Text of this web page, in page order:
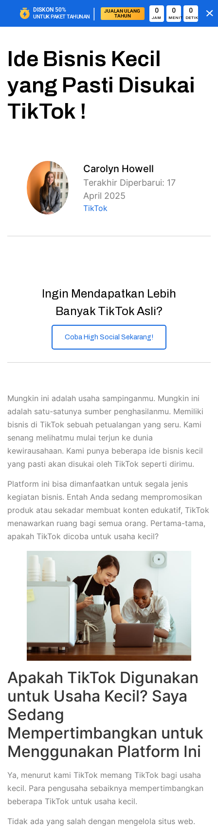
DISKON 50%
UNTUK PAKET TAHUNAN |
JUALAN ULANG
TAHUN
0
JAM
0
MENIT
0
DETIK
Ide Bisnis Kecil
yang Pasti Disukai
TikTok !
Carolyn Howell
Terakhir Diperbarui: 17
April 2025
TikTok
Ingin Mendapatkan Lebih
Banyak TikTok Asli?
Coba High Social Sekarang!
Mungkin ini adalah usaha sampinganmu. Mungkin ini
adalah satu-satunya sumber penghasilanmu. Memiliki
bisnis di TikTok sebuah petualangan yang seru. Kami
senang melihatmu mulai terjun ke dunia
kewirausahaan. Kami punya beberapa ide bisnis kecil
yang pasti akan disukai oleh TikTok seperti dirimu.
Platform ini bisa dimanfaatkan untuk segala jenis
kegiatan bisnis. Entah Anda sedang mempromosikan
produk atau sekadar membuat konten edukatif, TikTok
menawarkan ruang bagi semua orang. Pertama-tama,
apakah TikTok dicoba untuk usaha kecil?
Apakah TikTok Digunakan
untuk Usaha Kecil? Saya
Sedang
Mempertimbangkan untuk
Menggunakan Platform Ini
Ya, menurut kami TikTok memang TikTok bagi usaha
kecil. Para pengusaha sebaiknya mempertimbangkan
beberapa TikTok untuk usaha kecil.
Tidak ada yang salah dengan mengelola situs web.